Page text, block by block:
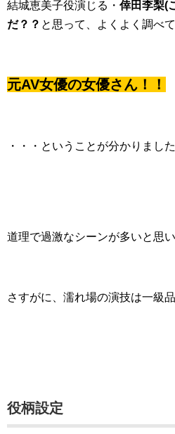
結城恵美子役演じる・ 倖田李梨(
だ？？ と思って、よくよく調べ
元AV女優の女優さん！！
・・・ということが分かりました
道理で過激なシーンが多いと思
さすがに、濡れ場の演技は一級品
役柄設定